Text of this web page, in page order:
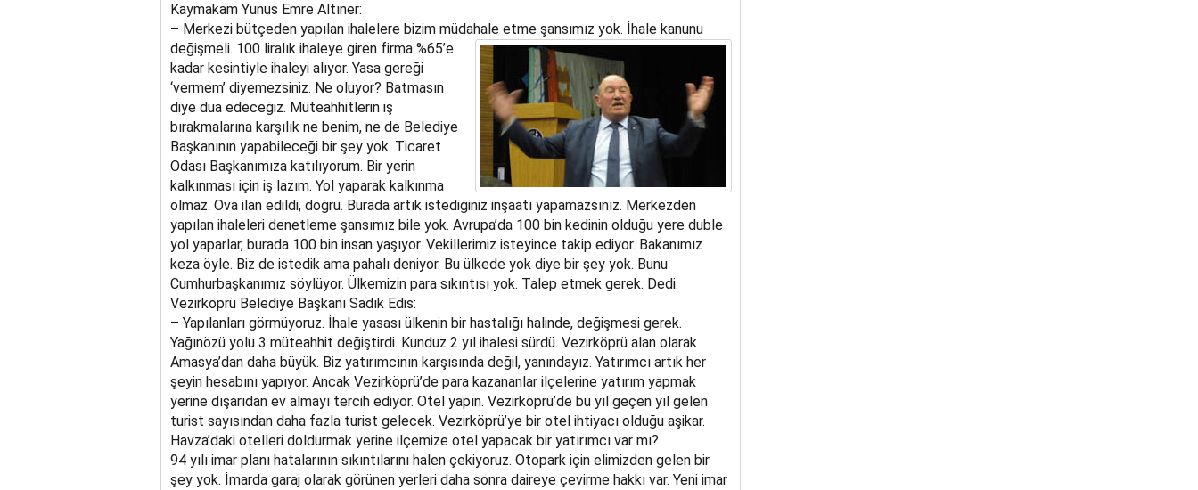
Kaymakam Yunus Emre Altıner:
– Merkezi bütçeden yapılan ihalelere bizim müdahale etme şansımız yok. İhale kanunu
değişmeli. 100 liralık ihaleye giren firma %65’e
kadar kesintiyle ihaleyi alıyor. Yasa gereği
‘vermem’ diyemezsiniz. Ne oluyor? Batmasın
diye dua edeceğiz. Müteahhitlerin iş
bırakmalarına karşılık ne benim, ne de Belediye
Başkanının yapabileceği bir şey yok. Ticaret
Odası Başkanımıza katılıyorum. Bir yerin
kalkınması için iş lazım. Yol yaparak kalkınma
olmaz. Ova ilan edildi, doğru. Burada artık istediğiniz inşaatı yapamazsınız. Merkezden
yapılan ihaleleri denetleme şansımız bile yok. Avrupa’da 100 bin kedinin olduğu yere duble
yol yaparlar, burada 100 bin insan yaşıyor. Vekillerimiz isteyince takip ediyor. Bakanımız
keza öyle. Biz de istedik ama pahalı deniyor. Bu ülkede yok diye bir şey yok. Bunu
Cumhurbaşkanımız söylüyor. Ülkemizin para sıkıntısı yok. Talep etmek gerek. Dedi.
Vezirköprü Belediye Başkanı Sadık Edis:
– Yapılanları görmüyoruz. İhale yasası ülkenin bir hastalığı halinde, değişmesi gerek.
Yağınözü yolu 3 müteahhit değiştirdi. Kunduz 2 yıl ihalesi sürdü. Vezirköprü alan olarak
Amasya’dan daha büyük. Biz yatırımcının karşısında değil, yanındayız. Yatırımcı artık her
şeyin hesabını yapıyor. Ancak Vezirköprü’de para kazananlar ilçelerine yatırım yapmak
yerine dışarıdan ev almayı tercih ediyor. Otel yapın. Vezirköprü’de bu yıl geçen yıl gelen
turist sayısından daha fazla turist gelecek. Vezirköprü’ye bir otel ihtiyacı olduğu aşikar.
Havza’daki otelleri doldurmak yerine ilçemize otel yapacak bir yatırımcı var mı?
94 yılı imar planı hatalarının sıkıntılarını halen çekiyoruz. Otopark için elimizden gelen bir
şey yok. İmarda garaj olarak görünen yerleri daha sonra daireye çevirme hakkı var. Yeni imar